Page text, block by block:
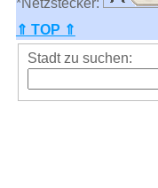
⇑ TOP ⇑
Stadt zu suchen: